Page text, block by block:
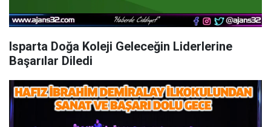
Isparta Doğa Koleji Geleceğin Liderlerine
Başarılar Diledi